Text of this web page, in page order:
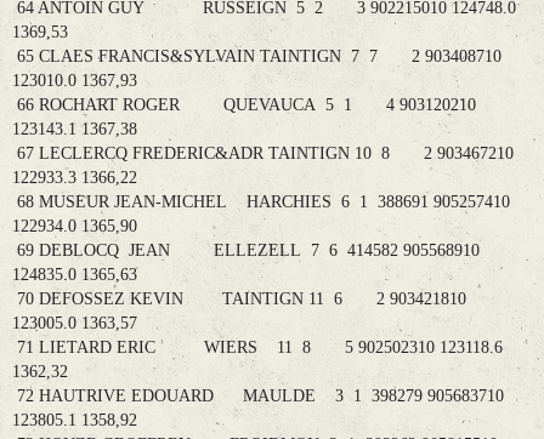
64 ANTOIN GUY RUSSEIGN 5 2 3 902215010 124748.0
1369,53
65 CLAES FRANCIS&SYLVAIN TAINTIGN 7 7 2 903408710
123010.0 1367,93
66 ROCHART ROGER QUEVAUCA 5 1 4 903120210
123143.1 1367,38
67 LECLERCQ FREDERIC&ADR TAINTIGN 10 8 2 903467210
122933.3 1366,22
68 MUSEUR JEAN-MICHEL HARCHIES 6 1 388691 905257410
122934.0 1365,90
69 DEBLOCQ JEAN ELLEZELL 7 6 414582 905568910
124835.0 1365,63
70 DEFOSSEZ KEVIN TAINTIGN 11 6 2 903421810
123005.0 1363,57
71 LIETARD ERIC WIERS 11 8 5 902502310 123118.6
1362,32
72 HAUTRIVE EDOUARD MAULDE 3 1 398279 905683710
123805.1 1358,92